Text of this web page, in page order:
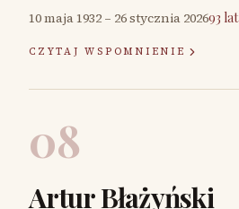
10 maja 1932 – 26 stycznia 202693 lat
CZYTAJ WSPOMNIENIE
08
Artur Błażyński